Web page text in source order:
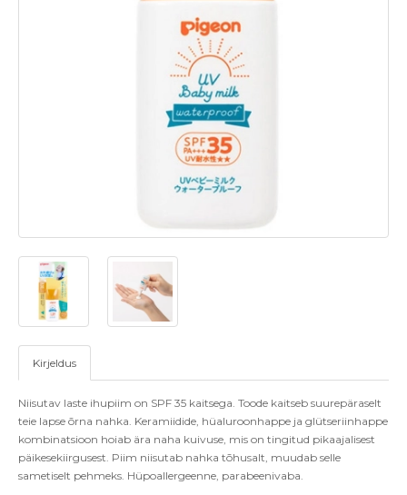
Kirjeldus
Niisutav laste ihupiim on SPF 35 kaitsega. Toode kaitseb suurepäraselt
teie lapse õrna nahka. Keramiidide, hüaluroonhappe ja glütseriinhappe
kombinatsioon hoiab ära naha kuivuse, mis on tingitud pikaajalisest
päikesekiirgusest. Piim niisutab nahka tõhusalt, muudab selle
sametiselt pehmeks. Hüpoallergeenne, parabeenivaba.